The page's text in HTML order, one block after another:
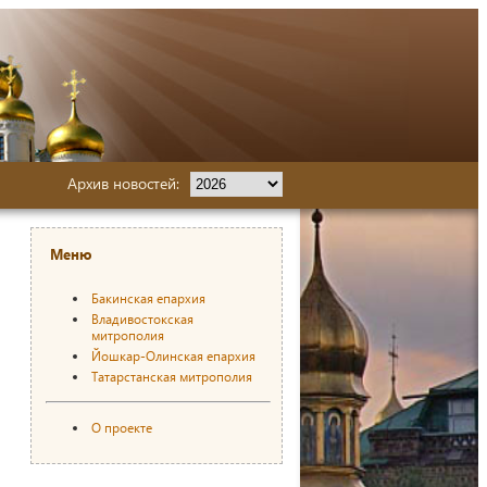
Архив новостей:
Меню
Бакинская епархия
Владивостокская
митрополия
Йошкар-Олинская епархия
Татарстанская митрополия
О проекте